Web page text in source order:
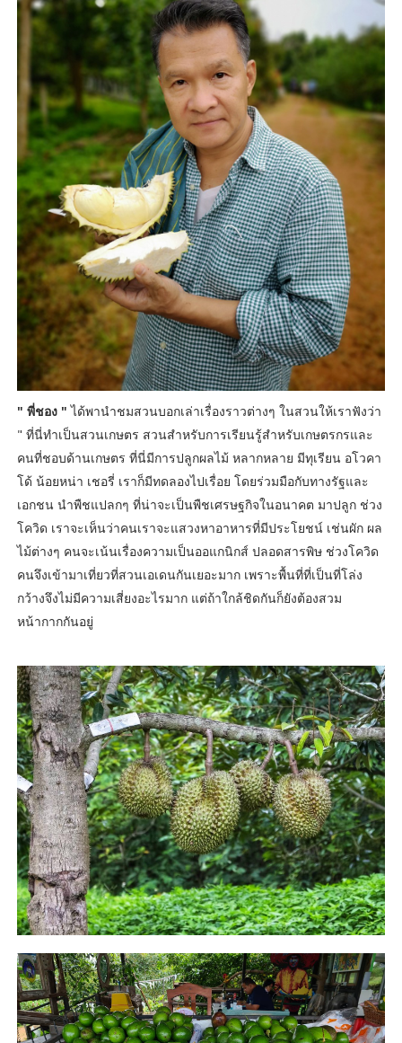
" พี่ชอง " ได้พานำชมสวนบอกเล่าเรื่องราวต่างๆ ในสวนให้เราฟังว่า
" ที่นี่ทำเป็นสวนเกษตร สวนสำหรับการเรียนรู้สำหรับเกษตรกรและ
คนที่ชอบด้านเกษตร ที่นี่มีการปลูกผลไม้ หลากหลาย มีทุเรียน อโวคา
โด้ น้อยหน่า เชอรี่ เราก็มีทดลองไปเรื่อย โดยร่วมมือกับทางรัฐและ
เอกชน นำพืชแปลกๆ ที่น่าจะเป็นพืชเศรษฐกิจในอนาคต มาปลูก ช่วง
โควิด เราจะเห็นว่าคนเราจะแสวงหาอาหารที่มีประโยชน์ เช่นผัก ผล
ไม้ต่างๆ คนจะเน้นเรื่องความเป็นออแกนิกส์ ปลอดสารพิษ ช่วงโควิด
คนจึงเข้ามาเที่ยวที่สวนเอเดนกันเยอะมาก เพราะพื้นที่ที่เป็นที่โล่ง
กว้างจึงไม่มีความเสี่ยงอะไรมาก แต่ถ้าใกล้ชิดกันก็ยังต้องสวม
หน้ากากกันอยู่